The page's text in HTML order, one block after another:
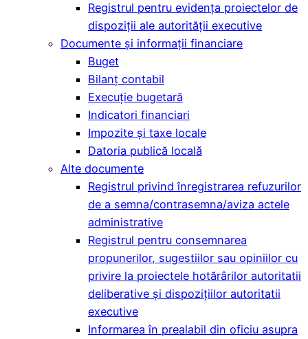
Registrul pentru evidența proiectelor de
dispoziții ale autorității executive
Documente și informații financiare
Buget
Bilanț contabil
Execuție bugetară
Indicatori financiari
Impozite și taxe locale
Datoria publică locală
Alte documente
Registrul privind înregistrarea refuzurilor
de a semna/contrasemna/aviza actele
administrative
Registrul pentru consemnarea
propunerilor, sugestiilor sau opiniilor cu
privire la proiectele hotărârilor autoritatii
deliberative și dispozițiilor autoritatii
executive
Informarea în prealabil din oficiu asupra